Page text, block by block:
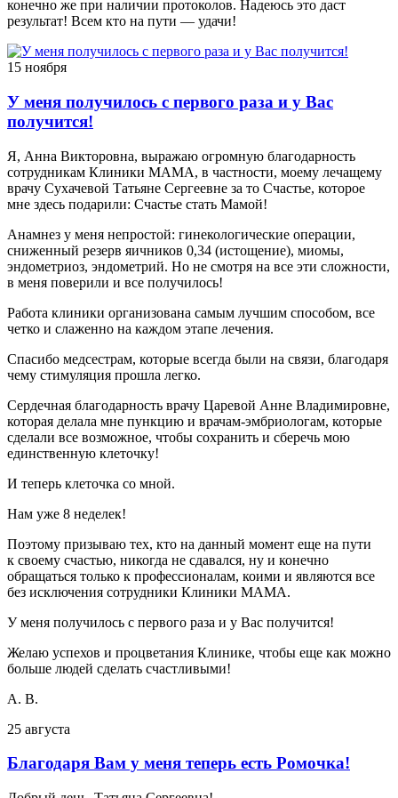
конечно же при наличии протоколов. Надеюсь это даст
результат! Всем кто на пути — удачи!
15 ноября
У меня получилось с первого раза и у Вас
получится!
Я, Анна Викторовна, выражаю огромную благодарность
сотрудникам Клиники МАМА, в частности, моему лечащему
врачу Сухачевой Татьяне Сергеевне за то Счастье, которое
мне здесь подарили: Счастье стать Мамой!
Анамнез у меня непростой: гинекологические операции,
сниженный резерв яичников 0,34 (истощение), миомы,
эндометриоз, эндометрий. Но не смотря на все эти сложности,
в меня поверили и все получилось!
Работа клиники организована самым лучшим способом, все
четко и слаженно на каждом этапе лечения.
Спасибо медсестрам, которые всегда были на связи, благодаря
чему стимуляция прошла легко.
Сердечная благодарность врачу Царевой Анне Владимировне,
которая делала мне пункцию и врачам-эмбриологам, которые
сделали все возможное, чтобы сохранить и сберечь мою
единственную клеточку!
И теперь клеточка со мной.
Нам уже 8 неделек!
Поэтому призываю тех, кто на данный момент еще на пути
к своему счастью, никогда не сдавался, ну и конечно
обращаться только к профессионалам, коими и являются все
без исключения сотрудники Клиники МАМА.
У меня получилось с первого раза и у Вас получится!
Желаю успехов и процветания Клинике, чтобы еще как можно
больше людей сделать счастливыми!
А. В.
25 августа
Благодаря Вам у меня теперь есть Ромочка!